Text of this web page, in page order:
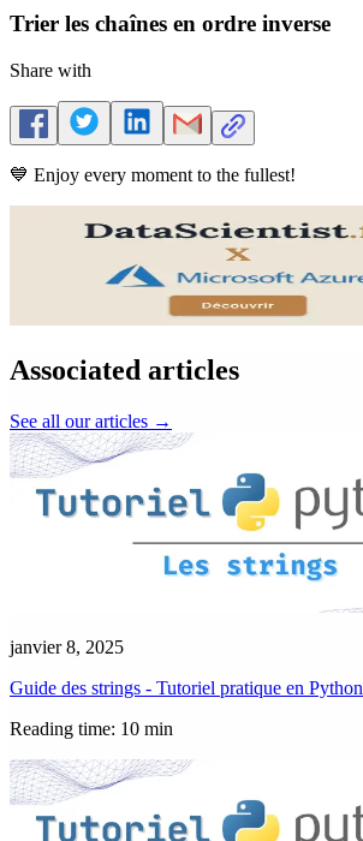
Trier les chaînes en ordre inverse
Share with
💙 Enjoy every moment to the fullest!
Associated articles
See all our articles →
janvier 8, 2025
Guide des strings - Tutoriel pratique en Python
Reading time: 10 min